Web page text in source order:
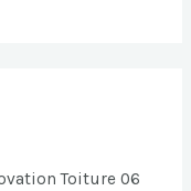
Toiture 06